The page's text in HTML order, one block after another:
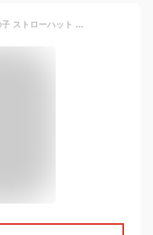
麦わら帽子 キッズ 子供 女の子 男の子 ストローハット 中折れハット 帽子 ネコポス送料無料